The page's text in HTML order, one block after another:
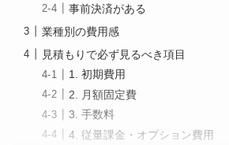
事前決済がある
業種別の費用感
見積もりで必ず見るべき項目
1. 初期費用
2. 月額固定費
3. 手数料
4. 従量課金・オプション費用